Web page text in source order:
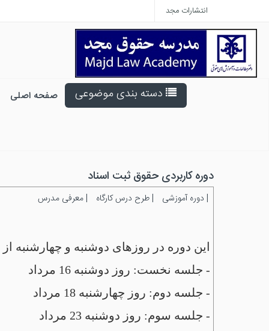
انتشارات مجد
دسته بندی موضوعی صفحه اصلی
دوره کاربردی حقوق ثبت اسناد
| دوره آموزشی | طرح درس کارگاه | معرفی مدرس
این دوره در روزهای دوشنبه و چهارشنبه از ساعت 3 تا 7 بعدازظهر (با نیم ساعت استراحت در بین دو
- جلسه نخست: روز دوشنبه 16 مرداد
- جلسه دوم: روز چهارشنبه 18 مرداد
- جلسه سوم: روز دوشنبه 23 مرداد